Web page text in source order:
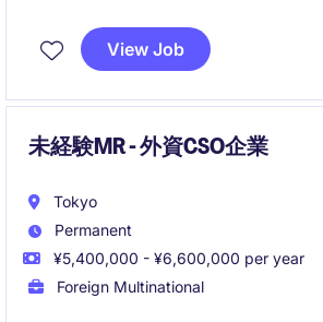
View Job
未経験MR - 外資CSO企業
Tokyo
Permanent
¥5,400,000 - ¥6,600,000 per year
Foreign Multinational